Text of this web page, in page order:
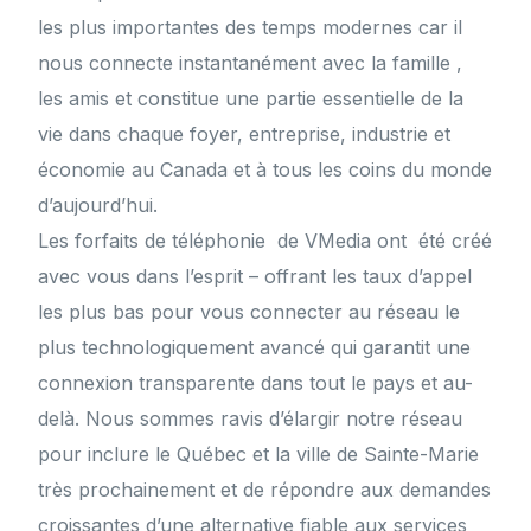
les plus importantes des temps modernes car il
nous connecte instantanément avec la famille ,
les amis et constitue une partie essentielle de la
vie dans chaque foyer, entreprise, industrie et
économie au Canada et à tous les coins du monde
d’aujourd’hui.
Les forfaits de téléphonie de VMedia ont été créé
avec vous dans l’esprit – offrant les taux d’appel
les plus bas pour vous connecter au réseau le
plus technologiquement avancé qui garantit une
connexion transparente dans tout le pays et au-
delà. Nous sommes ravis d’élargir notre réseau
pour inclure le Québec et la ville de Sainte-Marie
très prochainement et de répondre aux demandes
croissantes d’une alternative fiable aux services